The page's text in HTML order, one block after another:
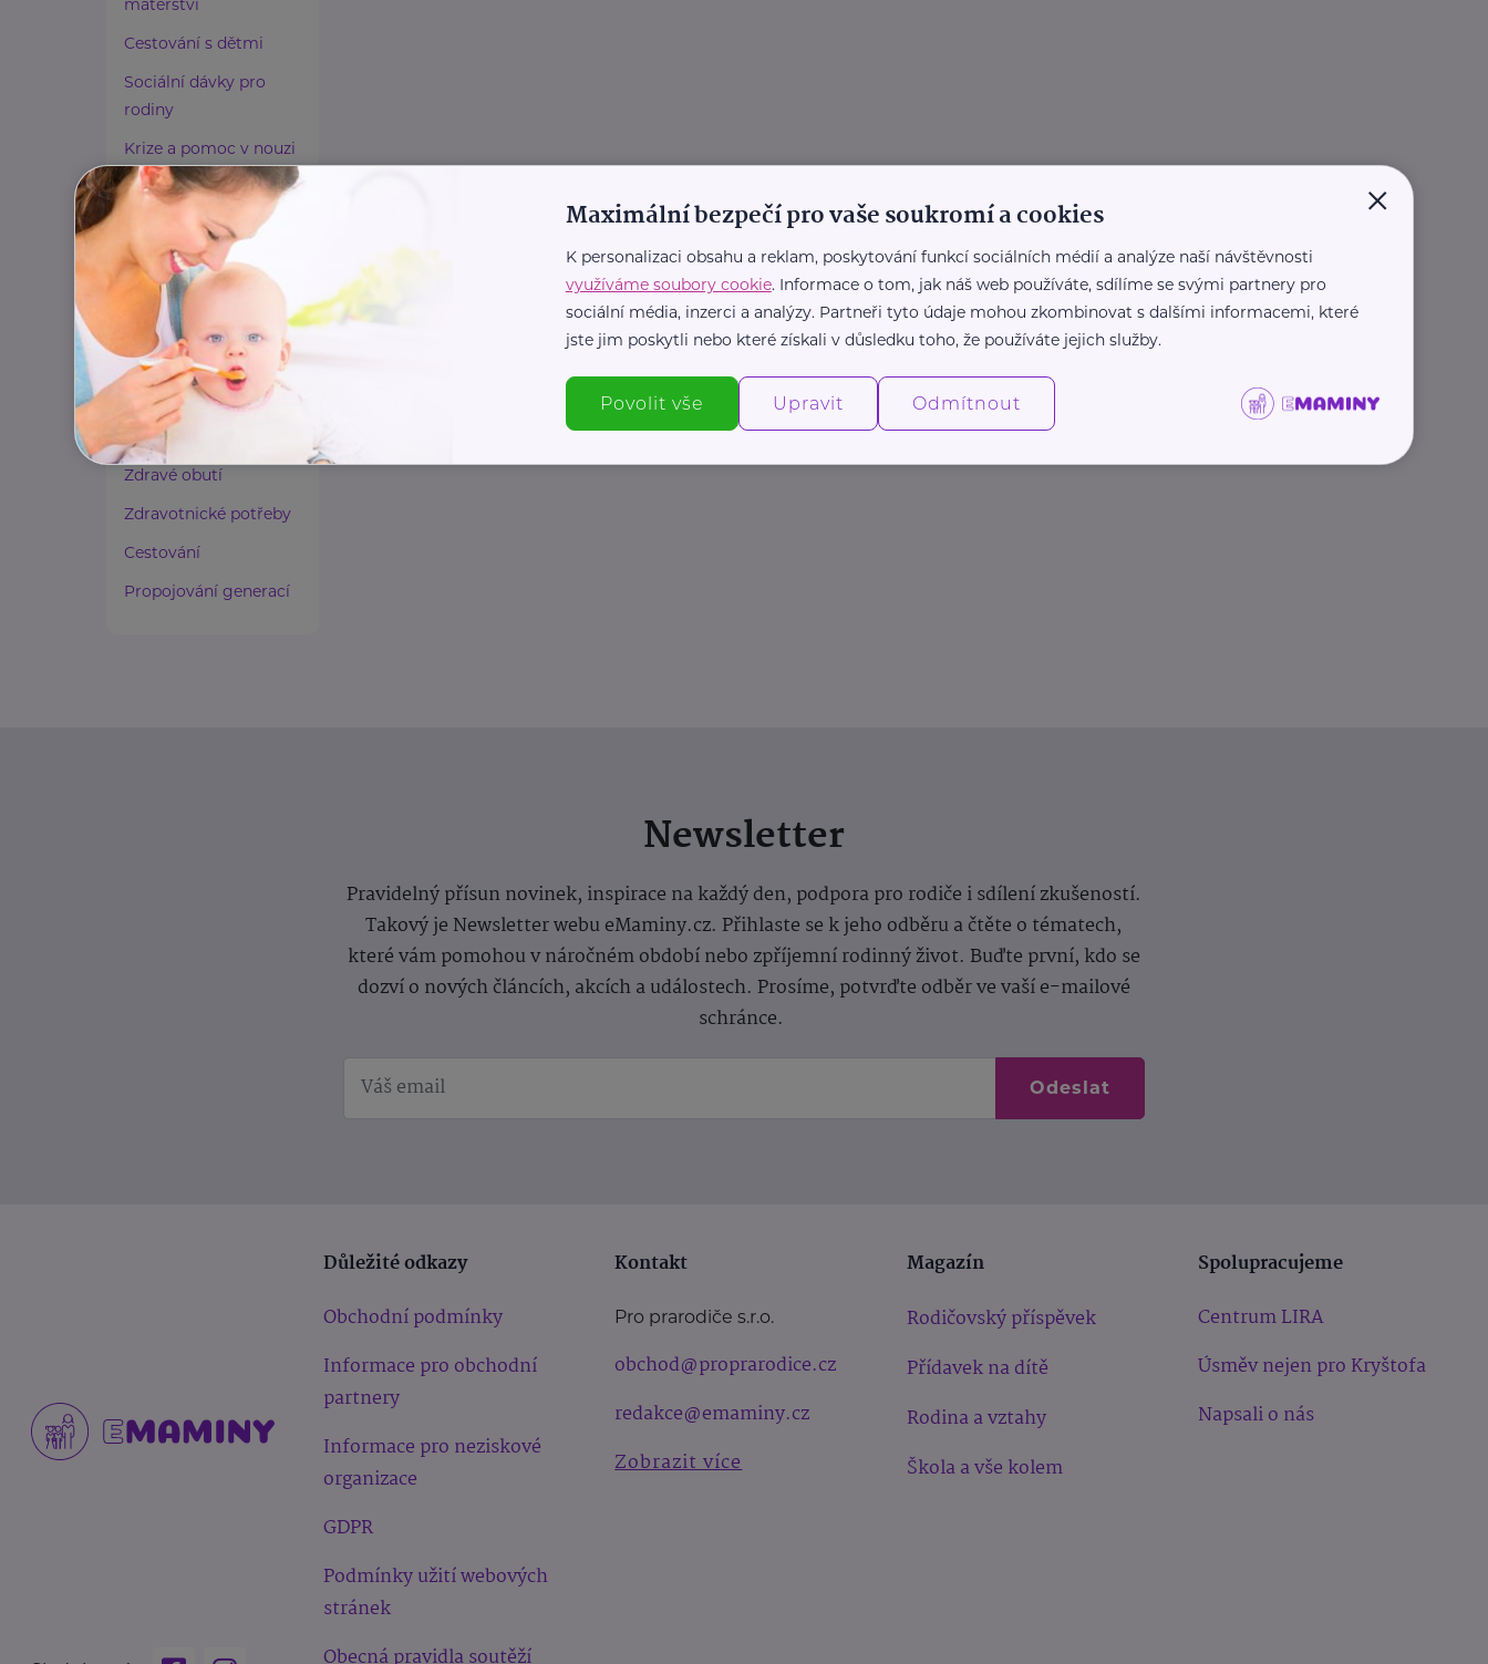
Cestování s dětmi
Sociální dávky pro
rodiny
Krize a pomoc v nouzi
Paliativní péče
Rady a tipy
Harmonie duše a těla
Zaměstnávání osob ze
zdravotním
postižením
Lázeňství a wellness
Zdravé spaní a sezení
Zdravé obutí
Zdravotnické potřeby
Cestování
Propojování generací
Newsletter
Pravidelný přísun novinek, inspirace na každý den, podpora pro rodiče i sdílení zkušeností.
Takový je Newsletter webu eMaminy.cz. Přihlaste se k jeho odběru a čtěte o tématech,
které vám pomohou v náročném období nebo zpříjemní rodinný život. Buďte první, kdo se
dozví o nových článcích, akcích a událostech. Prosíme, potvrďte odběr ve vaší e-mailové
schránce.
Odeslat
Důležité odkazy
Obchodní podmínky
Informace pro obchodní
partnery
Informace pro neziskové
organizace
GDPR
Podmínky užití webových
stránek
Obecná pravidla soutěží
Kontakt
Pro prarodiče s.r.o.
obchod@proprarodice.cz
redakce@emaminy.cz
Zobrazit více
Magazín
Rodičovský příspěvek
Přídavek na dítě
Rodina a vztahy
Škola a vše kolem
Spolupracujeme
Centrum LIRA
Úsměv nejen pro Kryštofa
Napsali o nás
×
Maximální bezpečí pro vaše soukromí a cookies
K personalizaci obsahu a reklam, poskytování funkcí sociálních médií a analýze naší návštěvnosti
využíváme soubory cookie. Informace o tom, jak náš web používáte, sdílíme se svými partnery pro
sociální média, inzerci a analýzy. Partneři tyto údaje mohou zkombinovat s dalšími informacemi, které
jste jim poskytli nebo které získali v důsledku toho, že používáte jejich služby.
Povolit vše Upravit Odmítnout